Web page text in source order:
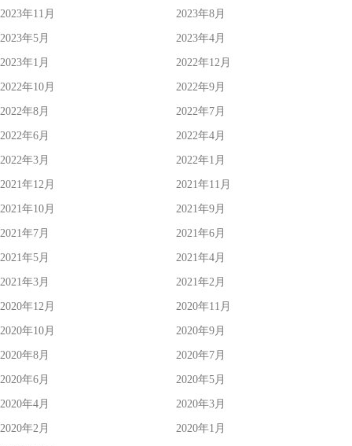
2023年11月 2023年8月
2023年5月 2023年4月
2023年1月 2022年12月
2022年10月 2022年9月
2022年8月 2022年7月
2022年6月 2022年4月
2022年3月 2022年1月
2021年12月 2021年11月
2021年10月 2021年9月
2021年7月 2021年6月
2021年5月 2021年4月
2021年3月 2021年2月
2020年12月 2020年11月
2020年10月 2020年9月
2020年8月 2020年7月
2020年6月 2020年5月
2020年4月 2020年3月
2020年2月 2020年1月